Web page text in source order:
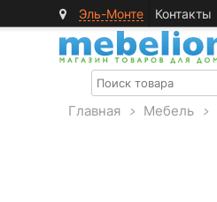
Эль-Монте Контакты
Главная > Мебель >